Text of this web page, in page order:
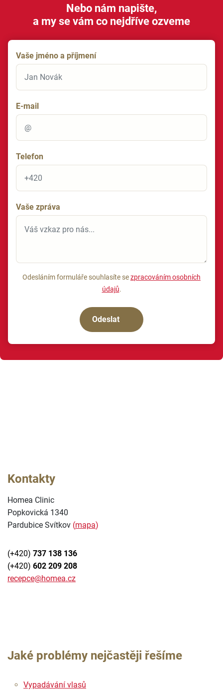
Nebo nám napište,
a my se vám co nejdříve ozveme
Vaše jméno a příjmení
E-mail
Telefon
Vaše zpráva
Odesláním formuláře souhlasíte sezpracováním osobních
údajů.
Kontakty
Homea Clinic
Popkovická 1340
Pardubice Svítkov (mapa)
(+420) 737 138 136
(+420) 602 209 208
recepce@homea.cz
Jaké problémy nejčastěji řešíme
Vypadávání vlasů